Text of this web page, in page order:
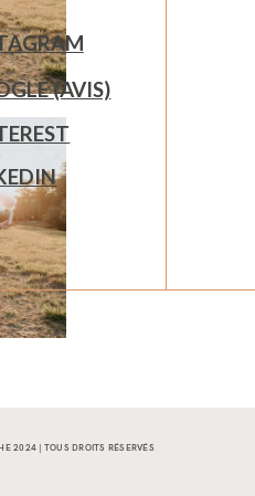
(AVIS)
2024 | TOUS DROITS RÉSERVÉS